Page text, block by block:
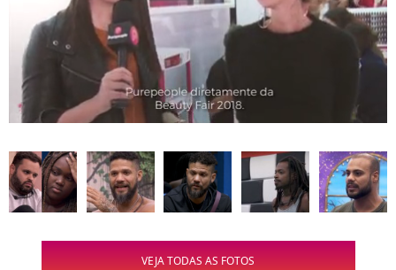
VEJA TODAS AS FOTOS